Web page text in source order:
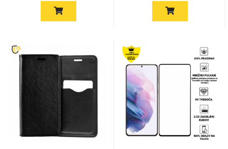
Za njega
Svijet životinja Auto - Moto motivi